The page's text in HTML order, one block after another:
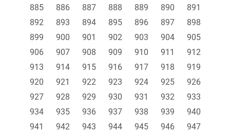
885
886 887 888 889 890
891
892
893 894 895 896 897
898
899
900 901 902 903 904
905
906
907 908 909 910 911
912
913
914 915 916 917 918
919
920
921 922 923 924 925
926
927
928 929 930 931 932
933
934
935 936 937 938 939
940
941
942 943 944 945 946
947